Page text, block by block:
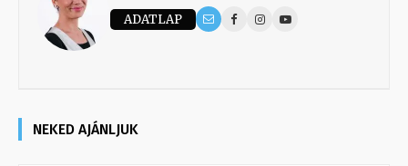
ADATLAP
NEKED AJÁNLJUK